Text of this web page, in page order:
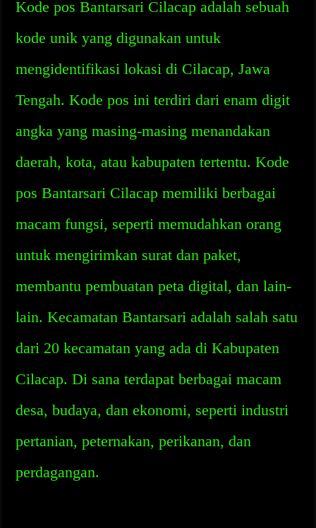
Kode pos Bantarsari Cilacap adalah sebuah
kode unik yang digunakan untuk
mengidentifikasi lokasi di Cilacap, Jawa
Tengah. Kode pos ini terdiri dari enam digit
angka yang masing-masing menandakan
daerah, kota, atau kabupaten tertentu. Kode
pos Bantarsari Cilacap memiliki berbagai
macam fungsi, seperti memudahkan orang
untuk mengirimkan surat dan paket,
membantu pembuatan peta digital, dan lain-
lain. Kecamatan Bantarsari adalah salah satu
dari 20 kecamatan yang ada di Kabupaten
Cilacap. Di sana terdapat berbagai macam
desa, budaya, dan ekonomi, seperti industri
pertanian, peternakan, perikanan, dan
perdagangan.